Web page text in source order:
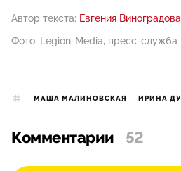
Автор текста: Евгения Виноградова
Фото: Legion-Media, пресс-служба
МАША МАЛИНОВСКАЯ ИРИНА
Комментарии 52